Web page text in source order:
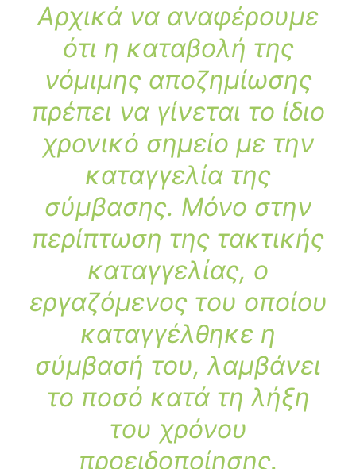
Αρχικά να αναφέρουμε
ότι η καταβολή της
νόμιμης αποζημίωσης
πρέπει να γίνεται το ίδιο
χρονικό σημείο με την
καταγγελία της
σύμβασης. Μόνο στην
περίπτωση της τακτικής
καταγγελίας, ο
εργαζόμενος του οποίου
καταγγέλθηκε η
σύμβασή του, λαμβάνει
το ποσό κατά τη λήξη
του χρόνου
προειδοποίησης.